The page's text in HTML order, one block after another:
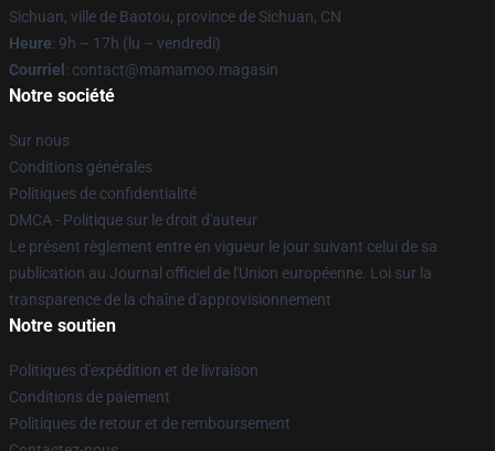
Sichuan, ville de Baotou, province de Sichuan, CN
Heure: 9h – 17h (lu – vendredi)
Courriel : contact@mamamoo.magasin
Notre société
Sur nous
Conditions générales
Politiques de confidentialité
DMCA - Politique sur le droit d'auteur
Le présent règlement entre en vigueur le jour suivant celui de sa
publication au Journal officiel de l'Union européenne. Loi sur la
transparence de la chaîne d'approvisionnement
Notre soutien
Politiques d'expédition et de livraison
Conditions de paiement
Politiques de retour et de remboursement